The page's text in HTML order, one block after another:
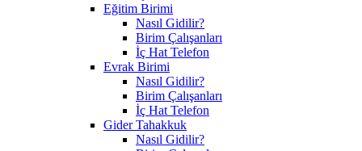
Eğitim Birimi
Nasıl Gidilir?
Birim Çalışanları
İç Hat Telefon
Evrak Birimi
Nasıl Gidilir?
Birim Çalışanları
İç Hat Telefon
Gider Tahakkuk
Nasıl Gidilir?